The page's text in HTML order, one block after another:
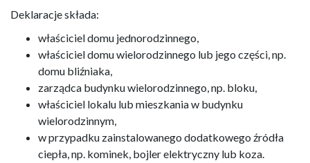
Deklaracje składa:
właściciel domu jednorodzinnego,
właściciel domu wielorodzinnego lub jego części, np.
domu bliźniaka,
zarządca budynku wielorodzinnego, np. bloku,
właściciel lokalu lub mieszkania w budynku
wielorodzinnym,
w przypadku zainstalowanego dodatkowego źródła
ciepła, np. kominek, bojler elektryczny lub koza.